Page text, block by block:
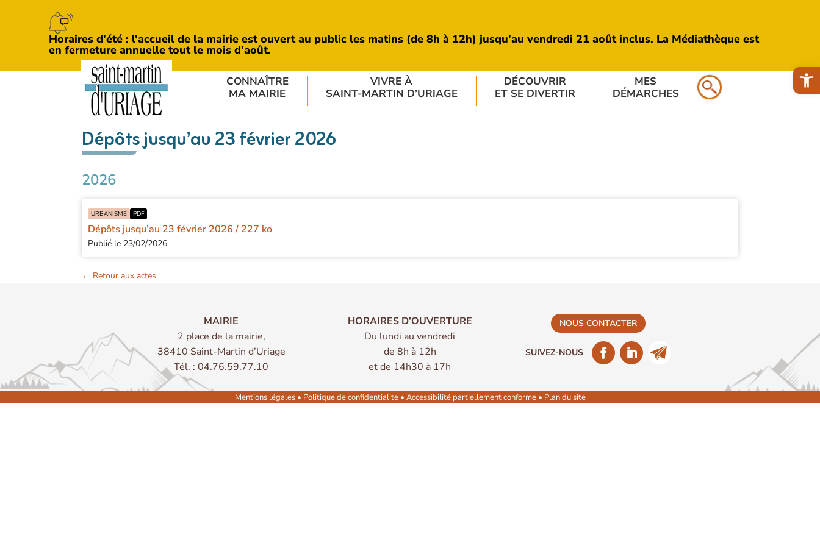
Horaires d'été : l'accueil de la mairie est ouvert au public les matins (de 8h à 12h) jusqu'au vendredi 21 août inclus. La Médiathèque est
en fermeture annuelle tout le mois d'août.
CONNAÎTRE
MA MAIRIE
VIVRE À
SAINT-MARTIN D’URIAGE
DÉCOUVRIR
ET SE DIVERTIR
MES
DÉMARCHES
Dépôts jusqu’au 23 février 2026
2026
URBANISME PDF
Dépôts jusqu’au 23 février 2026/ 227 ko
Publié le 23/02/2026
← Retour aux actes
MAIRIE
2 place de la mairie,
38410 Saint-Martin d’Uriage
Tél. : 04.76.59.77.10
HORAIRES D’OUVERTURE
Du lundi au vendredi
de 8h à 12h
et de 14h30 à 17h
NOUS CONTACTER
Mentions légales• Politique de confidentialité• Accessibilité partiellement conforme• Plan du site